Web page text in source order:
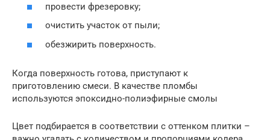
провести фрезеровку;
очистить участок от пыли;
обезжирить поверхность.
Когда поверхность готова, приступают к
приготовлению смеси. В качестве пломбы
используются эпоксидно-полиэфирные смолы
Цвет подбирается в соответствии с оттенком плитки –